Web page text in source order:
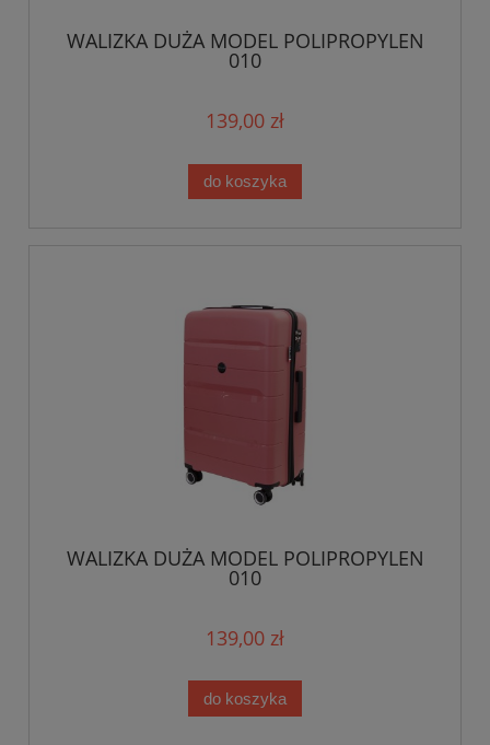
WALIZKA DUŻA MODEL POLIPROPYLEN
010
139,00 zł
do koszyka
WALIZKA DUŻA MODEL POLIPROPYLEN
010
139,00 zł
do koszyka